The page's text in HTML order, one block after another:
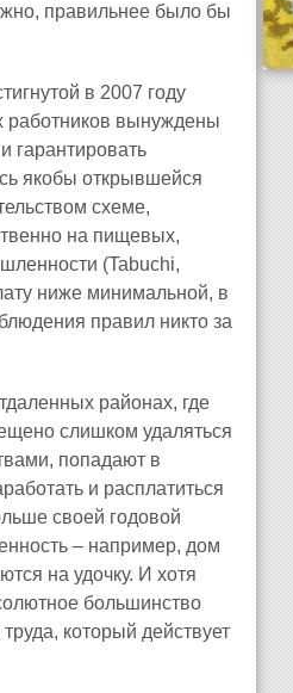
правильнее было бы
в 2007 году
работников вынуждены
гарантировать
якобы открывшейся
схеме,
на пищевых,
(Tabuchi,
ниже минимальной, в
правил никто за
районах, где
слишком удаляться
попадают в
и расплатиться
своей годовой
– например, дом
на удочку. И хотя
большинство
который действует